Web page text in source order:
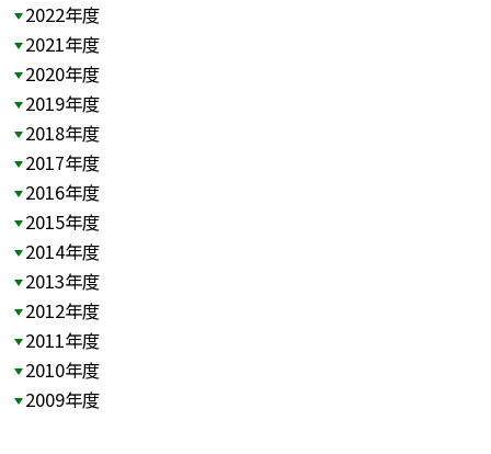
2022年度
2021年度
2020年度
2019年度
2018年度
2017年度
2016年度
2015年度
2014年度
2013年度
2012年度
2011年度
2010年度
2009年度